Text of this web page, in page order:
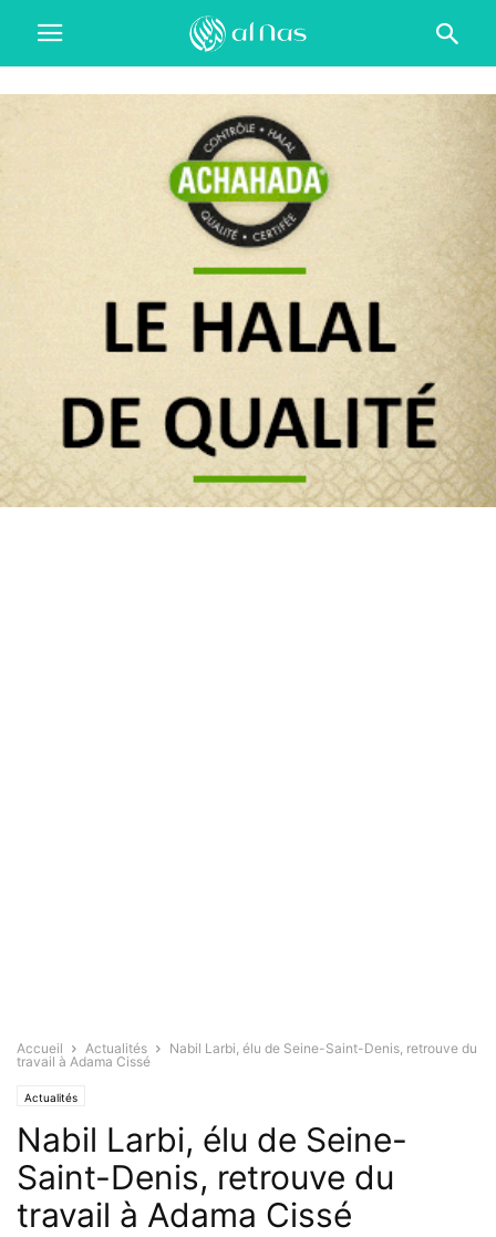
Accueil Actualités
Nabil Larbi, élu de Seine-Saint-Denis, retrouve du
travail à Adama Cissé
Actualités
Nabil Larbi, élu de Seine-
Saint-Denis, retrouve du
travail à Adama Cissé